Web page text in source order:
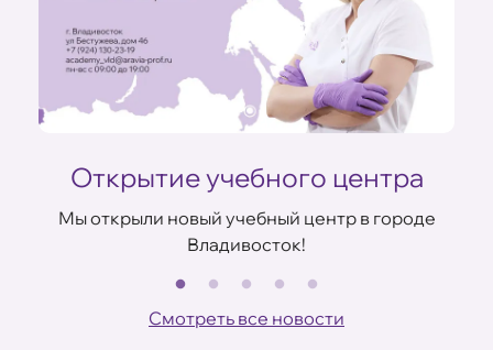
Открытие учебного центра
Мы открыли новый учебный центр в городе
Владивосток!
Смотреть все новости